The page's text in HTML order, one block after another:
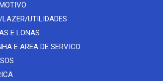
UTILIDADES
E LONAS
E AREA DE SERVICO